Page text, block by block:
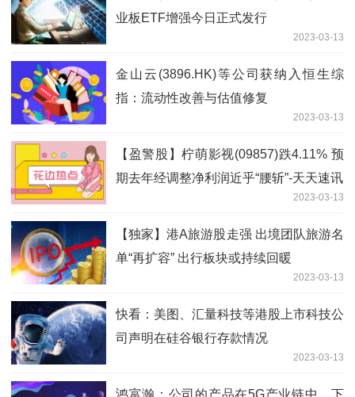
业板ETF增强今日正式发行
2023-03-13
金山云(3896.HK)等公司获纳入恒生综
指：流动性改善与估值修复
2023-03-13
【盈警股】柠萌影视(09857)跌4.11% 预
期去年经调整净利润近乎“腰斩”-天天速讯
2023-03-13
【独家】港A旅游股走强 出境团队旅游名
单“再扩容” 出行板块或持续回暖
2023-03-13
快看：美图、汇量科技等港股上市科技公
司声明在硅谷银行存款情况
2023-03-13